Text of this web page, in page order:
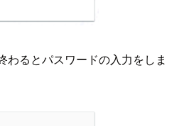
わるとパスワードの入力をしま